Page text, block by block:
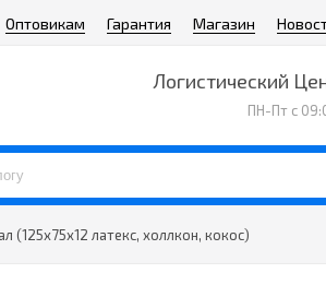
Оптовикам Гарантия Магазин
Логистический
ПН-Пт с
(125х75х12 латекс, холлкон, кокос)